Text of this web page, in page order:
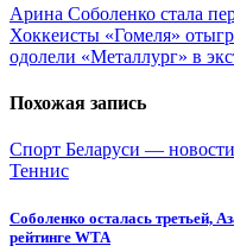
Навигация
по
Арина Соболенко стала
Хоккеисты «Гомеля»
одолели «Металлург» в
Похожая запись
Спорт Беларуси —
Теннис
Соболенко осталась третьей,
рейтинге WTA